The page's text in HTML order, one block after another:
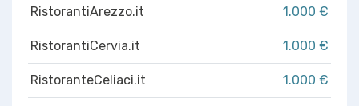
RistorantiArezzo.it 1.000 €
RistorantiCervia.it 1.000 €
RistoranteCeliaci.it 1.000 €